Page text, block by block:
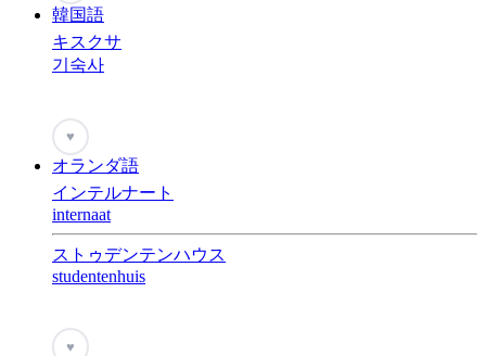
韓国語
キスクサ
기숙사
♥
オランダ語
インテルナート
internaat
ストゥデンテンハウス
studentenhuis
♥